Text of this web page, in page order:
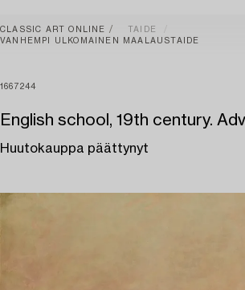
CLASSIC ART ONLINE
TAIDE
VANHEMPI ULKOMAINEN MAALAUSTAIDE
1667244
English school, 19th century.
Huutokauppa päättynyt